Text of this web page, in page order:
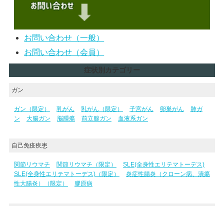
お問い合わせ（一般）
お問い合わせ（会員）
症状別カテゴリー
ガン
ガン（限定） 乳がん 乳がん（限定） 子宮がん 卵巣がん
肺ガ
ン
大腸ガン 脳腫瘍 前立腺ガン 血液系ガン
自己免疫疾患
関節リウマチ 関節リウマチ（限定）
SLE(全身性エリテマトーデス)
SLE(全身性エリテマトーデス)（限定）
炎症性腸炎（クローン病、潰瘍
性大腸炎）（限定）
膠原病